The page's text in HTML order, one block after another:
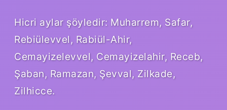
Hicri aylar şöyledir: Muharrem, Safar,
Rebiülevvel, Rabiül-Ahir,
Cemayizelevvel, Cemayizelahir, Receb,
Şaban, Ramazan, Şevval, Zilkade,
Zilhicce.